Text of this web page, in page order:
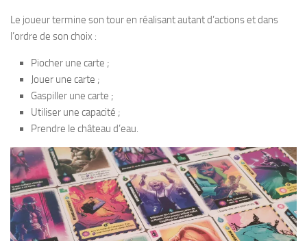
Le joueur termine son tour en réalisant autant d’actions et dans
l’ordre de son choix :
Piocher une carte ;
Jouer une carte ;
Gaspiller une carte ;
Utiliser une capacité ;
Prendre le château d’eau.